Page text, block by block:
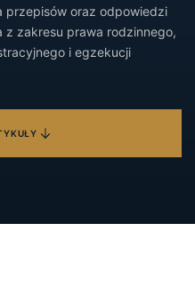
przepisów oraz odpowiedzi
z zakresu prawa rodzinnego,
i egzekucji